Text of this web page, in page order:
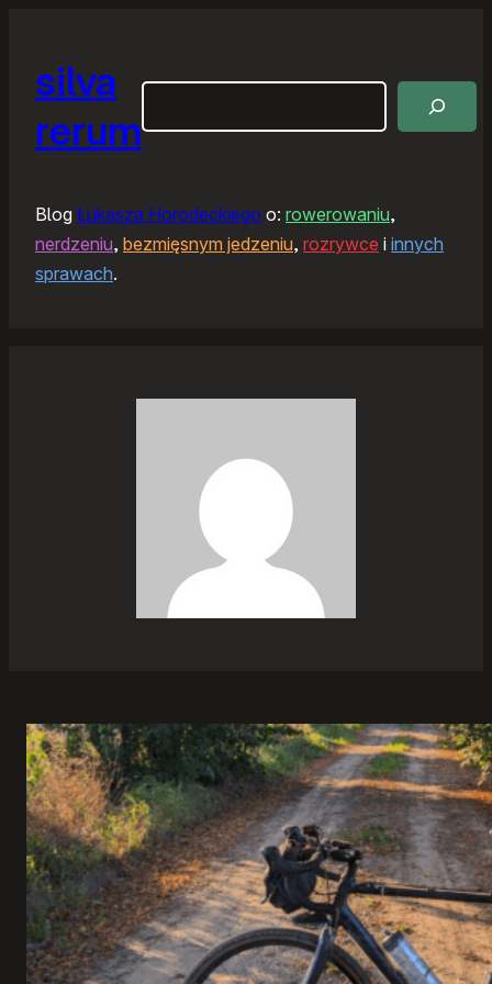
silva
rerum
Blog Łukasza Horodeckiego o: rowerowaniu,
nerdzeniu, bezmięsnym jedzeniu, rozrywce i innych
sprawach.